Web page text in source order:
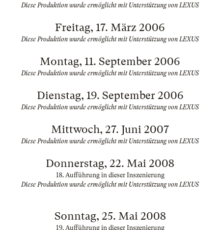
Diese Produktion wurde ermöglicht mit Unterstützung von LEXUS
Freitag, 17. März 2006
Diese Produktion wurde ermöglicht mit Unterstützung von LEXUS
Montag, 11. September 2006
Diese Produktion wurde ermöglicht mit Unterstützung von LEXUS
Dienstag, 19. September 2006
Diese Produktion wurde ermöglicht mit Unterstützung von LEXUS
Mittwoch, 27. Juni 2007
Diese Produktion wurde ermöglicht mit Unterstützung von LEXUS
Donnerstag, 22. Mai 2008
18. Aufführung in dieser Inszenierung
Diese Produktion wurde ermöglicht mit Unterstützung von LEXUS
Sonntag, 25. Mai 2008
19. Aufführung in dieser Inszenierung